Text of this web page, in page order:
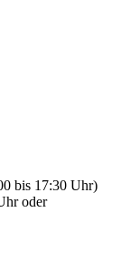
bis 17:30 Uhr)
oder